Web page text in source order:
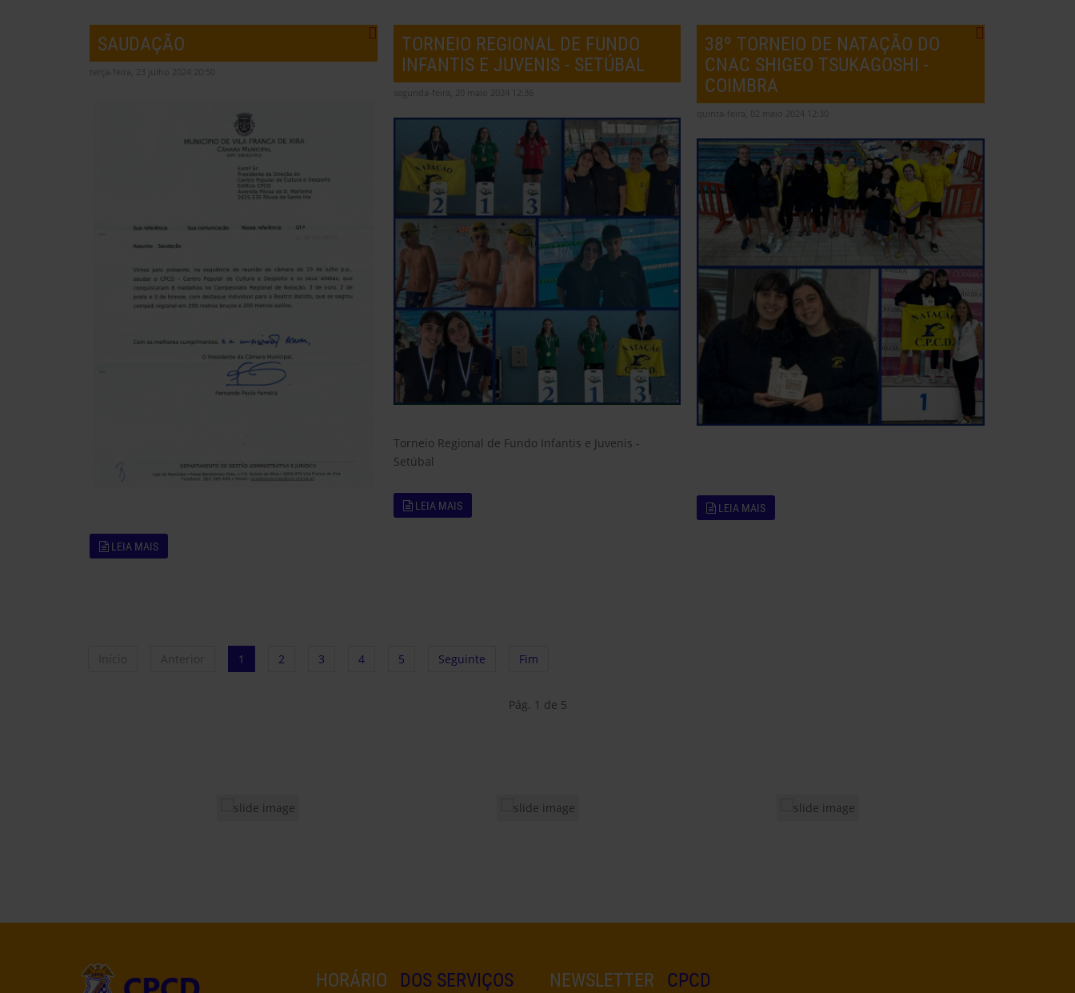
SAUDAÇÃO
terça-feira, 23 julho 2024 20:50
LEIA MAIS
TORNEIO REGIONAL DE FUNDO
INFANTIS E JUVENIS - SETÚBAL
segunda-feira, 20 maio 2024 12:36
Torneio Regional de Fundo Infantis e Juvenis -
Setúbal
LEIA MAIS
38º TORNEIO DE NATAÇÃO DO
CNAC SHIGEO TSUKAGOSHI -
COIMBRA
quinta-feira, 02 maio 2024 12:30
LEIA MAIS
Início Anterior 1 2 3 4 5 Seguinte Fim
Pág. 1 de 5
HORÁRIO DOS SERVIÇOS NEWSLETTER CPCD